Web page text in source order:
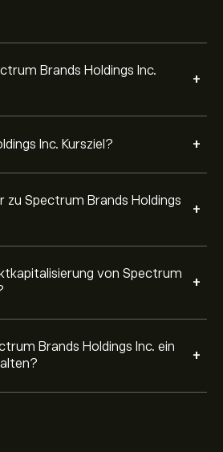
Brands Holdings Inc.
+
Inc. Kursziel? +
zu Spectrum Brands Holdings
+
von Spectrum
+
Brands Holdings Inc. ein
+
lautet der allgemeine